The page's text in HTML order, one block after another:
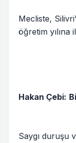
Mecliste,
öğretim yılına
Hakan Çebi:
Saygı duruşu